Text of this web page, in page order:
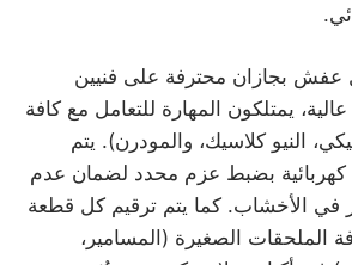
عفش بجازان محترفة على فنيين
يمتلكون المهارة للتعامل مع كافة
النيو كلاسيك، والمودرن). يتم
كهربائية بضبط عزم محدد لضمان عدم
في الأخشاب. كما يتم ترقيم كل قطعة
الملحقات الصغيرة (المسامير،